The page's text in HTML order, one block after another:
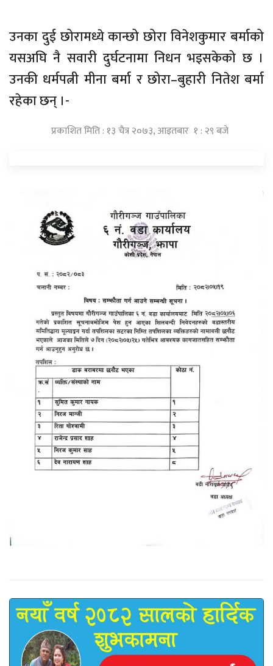
उनका दुई छोरामध्ये कान्छो छोरा विनेशकुमार बर्माको
यसअघि नै सवारी दुर्घटनामा निधन भइसकेको छ ।
उनकी धर्मपत्नी मीना बर्मा र छोरा–बुहारी नितेश बर्मा
रहेका छन् ।-
प्रकाशित मिति : १३ चैत्र २०७३, आइतबार १ : २९ बजे